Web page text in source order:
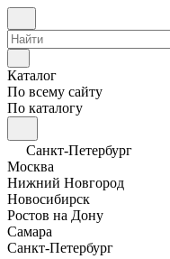
Каталог
По всему сайту
По каталогу
Санкт-Петербург
Москва
Нижний Новгород
Новосибирск
Ростов на Дону
Самара
Санкт-Петербург